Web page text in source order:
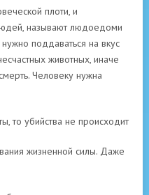
плоти, и
называют людоедоми
поддаваться на вкус
животных, иначе
Человеку нужна
то убийства не происходит
жизненной силы. Даже